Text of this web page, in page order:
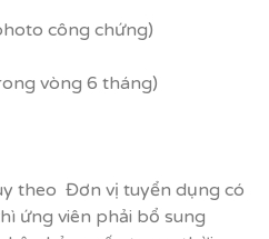
công chứng)
vòng 6 tháng)
theo Đơn vị tuyển dụng có
ứng viên phải bổ sung